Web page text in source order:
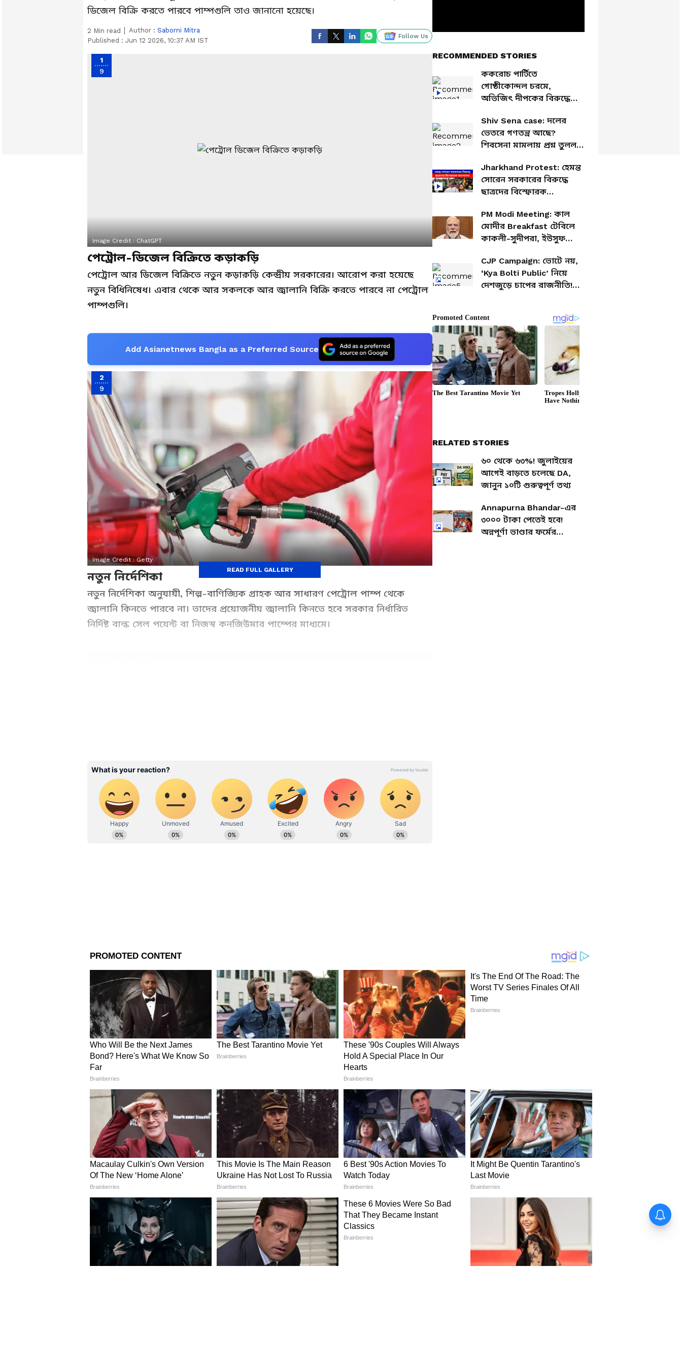
ডিজেল বিক্রি করতে পারবে পাম্পগুলি তাও জানানো হয়েছে।
2 Min read Author : Saborni Mitra
Published : Jun 12 2026, 10:37 AM IST
Follow Us
1
9
Image Credit : ChatGPT
পেট্রোল-ডিজেল বিক্রিতে কড়াকড়ি
পেট্রোল আর ডিজেল বিক্রিতে নতুন কড়াক়ড়ি কেন্দ্রীয় সরকারের। আরোপ করা হয়েছে
নতুন বিধিনিষেধ। এবার থেকে আর সকলকে আর জ্বালানি বিক্রি করতে পারবে না পেট্রোল
পাম্পগুলি।
Add Asianetnews Bangla as a Preferred Source
2
9
Image Credit :Getty
নতুন নির্দেশিকা
নতুন নির্দেশিকা অনুযায়ী, শিল্প-বাণিজ্যিক গ্রাহক আর সাধারণ পেট্রোল পাম্প থেকে
জ্বালানি কিনতে পারবে না। তাদের প্রয়োজনীয় জ্বালানি কিনতে হবে সরকার নির্ধারিত
নির্দিষ্ট বাল্ক সেল পয়েন্ট বা নিজস্ব কনজিউমার পাম্পের মাধ্যমে।
Image Credit :Getty
বিধিনিষেধের সময়সীমা
তবে এই বিধি নিষেধ কিন্তু বেশ লম্বা কার্যকর হবে। কেন্দ্রীয় সরকারের নির্দেশিকায় জানানো
হয়েছে প্রাথমিকভাবে এই বিধিনিষেধ ৯০ দিনের জন্য কার্যকর থাকবে। পরে বাড়ানো হতে
পারে। আবার কমতেও পারে সময়সীমা। তবে পরবর্তী নির্দেশিকা কার্যকর হওয়া পর্যন্ত এই
ব্যবস্থা চালু থাকবে।
4
9
READ FULL GALLERY
RECOMMENDED STORIES
ককরোচ পার্টিতে
গোষ্ঠীকোন্দল চরমে,
অভিজিৎ দীপকের বিরুদ্ধে
Shiv Sena case: দলের
ভেতরে গণতন্ত্র আছে?
শিবসেনা মামলায় প্রশ্ন তুলল
Jharkhand Protest: হেমন্ত
সোরেন সরকারের বিরুদ্ধে
ছাত্রদের বিস্ফোরক
মিসিং
PM Modi Meeting: কাল
মোদীর Breakfast টেবিলে
কাকলী-সুদীপরা, ইউসুফ
CJP Campaign: ভোটে নয়,
‘Kya Bolti Public’ নিয়ে
দেশজুড়ে চাপের রাজনীতি!
RELATED STORIES
৬০ থেকে ৬৩%! জুলাইয়ের
আগেই বাড়তে চলেছে DA,
জানুন ১০টি গুরুত্বপূর্ণ তথ্য
Annapurna Bhandar-এর
৩০০০ টাকা পেতেই হবে!
অন্নপূর্ণা ভাণ্ডার ফর্মের